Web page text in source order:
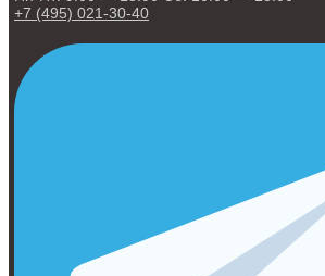
+7 (495) 021-30-40